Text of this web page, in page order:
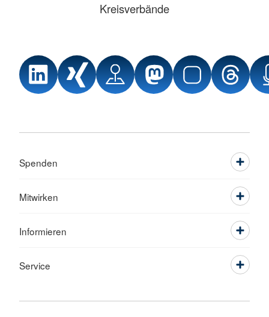
Kreisverbände
Spenden
Mitwirken
Informieren
Service